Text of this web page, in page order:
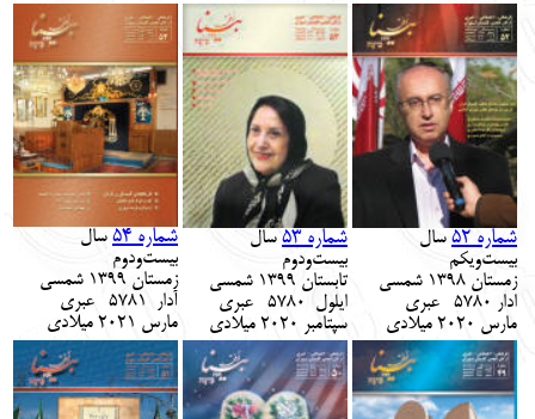
شماره 52
سال
بیست‌ویکم
زمستان
ادار
مارس 2020
میلادی
شماره 53
سال
بیست‌ودوم
تابستان 1399
شمسی
ایلول
سپتامبر 2020
میلادی
شماره 54
سال
بیست‌ودوم
زمستان 1399
شمسی
آدار
مارس 2021
میلادی